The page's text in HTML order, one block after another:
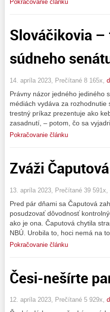
Pokračovanie článku
Slováčikovia
súdneho
14. apríla 2023, Prečítané 8 165x,
Právny názor jedného jediného
médiách vydáva za
trestný príkaz prezentuje ako
zasadnutí, – potom, čo sa
Pokračovanie článku
Zváži
13. apríla 2023, Prečítané 39 591x,
Pred pár dňami sa Čaputová
posudzovať dôvodnosť
ako je ona. Čaputová chytila
NBÚ. Urobila to, hoci nemá na
Pokračovanie článku
Česi-nešírte
12. apríla 2023, Prečítané 5 929x,